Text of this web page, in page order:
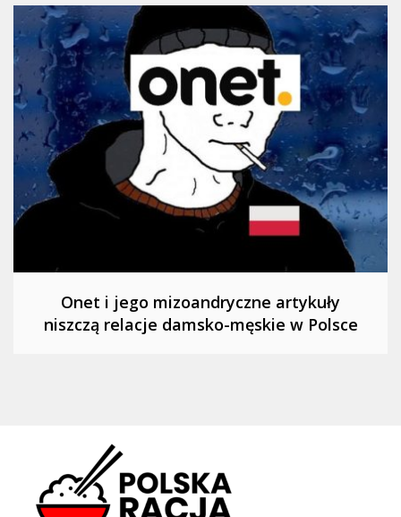
Onet i jego mizoandryczne artykuły
niszczą relacje damsko-męskie w Polsce